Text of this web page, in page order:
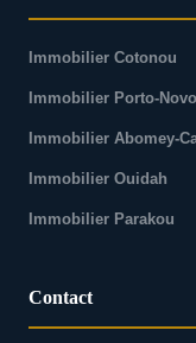
Immobilier Cotonou
Immobilier Porto-Novo
Immobilier Abomey-
Immobilier Ouidah
Immobilier Parakou
Contact